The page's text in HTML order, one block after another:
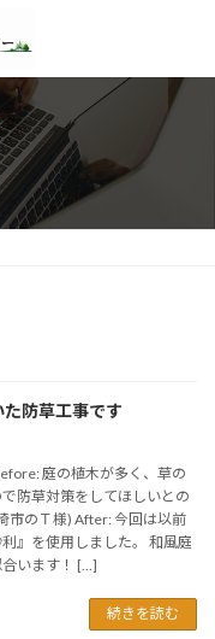
防草工事です
庭の植木が多く、草の
防草対策をしてほしいとの
市のＴ様) After: 今回は以前
』を使用しました。 和風庭
います！ […]
続きを読む